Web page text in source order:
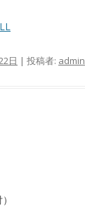
日 | 投稿者: admin